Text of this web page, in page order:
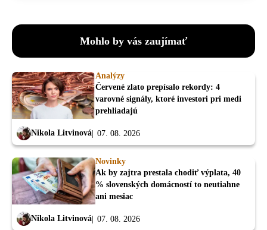
Mohlo by vás zaujímať
Analýzy
Červené zlato prepísalo rekordy: 4
varovné signály, ktoré investori pri medi
prehliadajú
Nikola Litvinová 07. 08. 2026
Novinky
Ak by zajtra prestala chodiť výplata, 40
% slovenských domácností to neutiahne
ani mesiac
Nikola Litvinová 07. 08. 2026